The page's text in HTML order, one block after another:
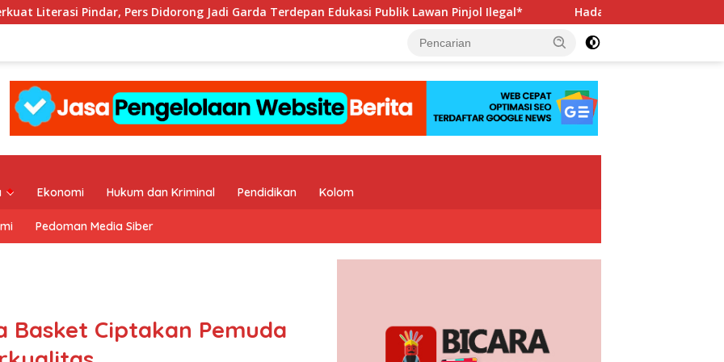
Jadi Garda Terdepan Edukasi Publik Lawan Pinjol Ilegal* Hadapi Porwanas 2027, Pengurus PWI Jaya
Ekonomi Hukum dan Kriminal Pendidikan Kolom
Pedoman Media Siber
Basket Ciptakan Pemuda